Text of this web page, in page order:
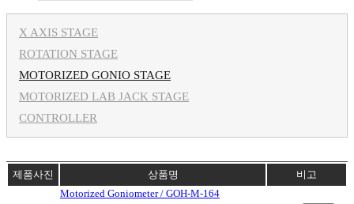
X AXIS STAGE
ROTATION STAGE
MOTORIZED GONIO STAGE
MOTORIZED LAB JACK STAGE
CONTROLLER
제품사진 상품명
비고
Motorized Goniometer / GOH-M-164